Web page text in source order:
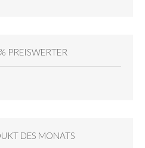
PREISWERTER
DES MONATS